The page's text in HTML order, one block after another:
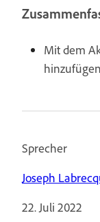
Mit dem
hinzufügen
Sprecher
Joseph
22. Juli 2022